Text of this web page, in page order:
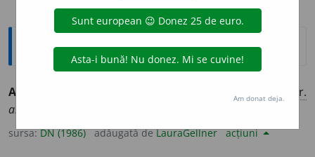
Explicative DEX
ANTR
fr.
antropique
sursa:DN (1986) adăugată deLauraGellner acțiuni
Am donat deja.